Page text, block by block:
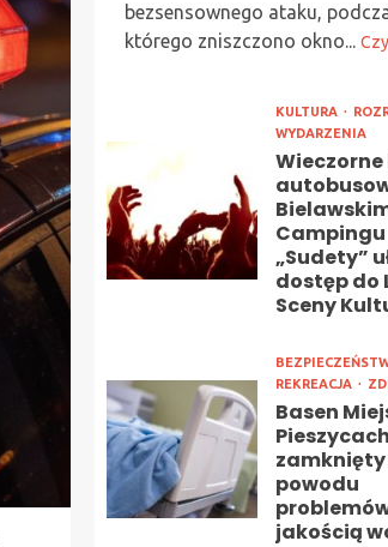
bezsensownego ataku,
którego zniszczono okno...
KULTURA
WYDARZENIA
Campingu
„Sudety”
dostęp do
Sceny
REKREACJA
Basen
zamknięty
powodu
jakością